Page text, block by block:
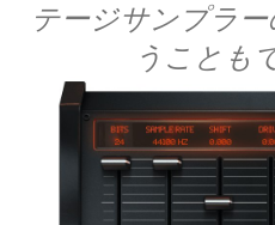
テージサンプラ
うことも